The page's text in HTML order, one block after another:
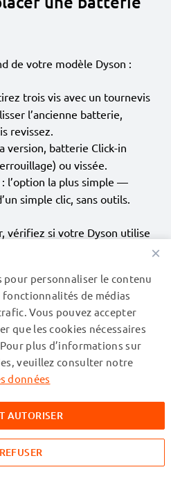
de votre modèle Dyson :
trois vis avec un tournevis
l’ancienne batterie,
revissez.
version, batterie Click-in
ou vissée.
: l’option la plus simple —
simple clic, sans outils.
vérifiez si votre Dyson utilise
les batteries de
pour
?
les modèles des séries
×
pour personnaliser le contenu
de médias
Vous pouvez accepter
que les cookies nécessaires
plus d’informations sur
veuillez consulter notre
données
AUTORISER
REFUSER